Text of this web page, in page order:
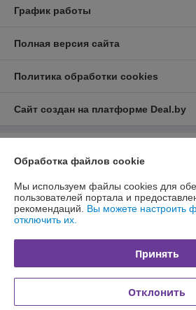
График работы
Полная версия сайта
Политика обработки cookies
Сайт создан на платформе Deal.by
«Белторика»
Республика Беларусь, Витебская область,
ул.Парковая д.1 оф.1
комитет
Дата регистрации компании: 14.01.2015
Обработка файлов cookie
Мы используем файлы cookies для
пользователей портала и
рекомендаций. Вы можете настроить
отключить их.
Принять
Отклонить